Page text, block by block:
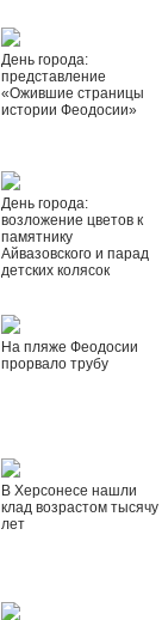
День города:
представление
«Ожившие страницы
истории Феодосии»
День города:
возложение цветов к
памятнику
Айвазовского и парад
детских колясок
На пляже Феодосии
прорвало трубу
В Херсонесе нашли
клад возрастом тысячу
лет